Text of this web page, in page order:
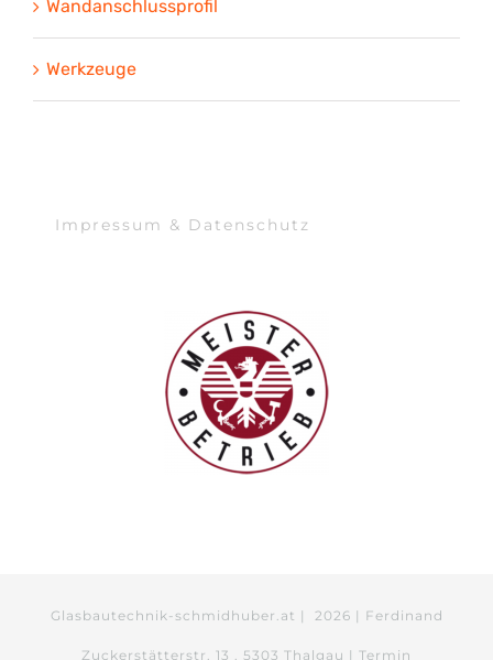
Wandanschlussprofil
Werkzeuge
Impressum & Datenschutz
Glasbautechnik-schmidhuber.at | 2026 | Ferdinand
Zuckerstätterstr. 13 . 5303 Thalgau | Termin